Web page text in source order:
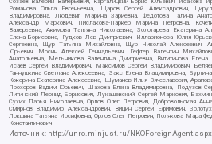
Романова Ольга Евгеньевна, Щаров Сергей Алексадрович,
Владимировна, Людевиг Марина Зариевна, Федотова Галина
Александр Маркович, Пислакова-Паркер Марина Петровна,
Валерьевна, Акимова Татьяна Николаевна, Золотарева Екатерина
Елена Борисовна, Гудков Лев Дмитриевич, Илларионова Юлия
Сергеевна, Щур Татьяна Михайловна, Щур Николай Алексеевич,
Юрьевич, Мосин Алексей Геннадьевич, Гефтер Валентин
Анатольевна, Мельникова Валентина Дмитриевна, Вититинова
Исаев Сергей Владимирович, Максимов Сергей Владимирович,
Ганнушкина Светлана Алексеевна, Закс Елена Владимировна,
Кокорина Екатерина Алексеевна, Шуманов Илья Вячеславович,
Прохоров Вадим Юрьевич, Шахова Елена Владимировна, Подузов
Литинский Леонид Борисович, Лукашевский Сергей Маркович,
Сухих Дарья Николаевна, Орлов Олег Петрович, Добровольская
Смирнов Владимир Александрович, Вицин Сергей Ефимович,
Локшина Татьяна Иосифовна, Орлов Олег Петрович, Полякова Мара
Константинович
Источник: http://unro.minjust.ru/NKOForeignAgent.aspx